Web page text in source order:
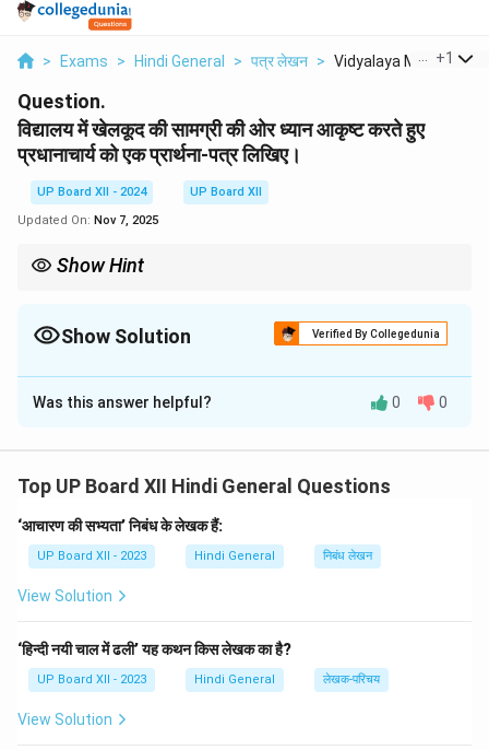
> Exams > Hindi General > पत्र लेखन > Vidyalaya Mein Khelk...
+1
Question.
विद्यालय में खेलकूद की सामग्री की ओर ध्यान आकृष्ट करते हुए
प्रधानाचार्य को एक प्रार्थना-पत्र लिखिए।
UP Board XII - 2024
UP Board XII
Updated On: Nov 7, 2025
Show Hint
Show Solution Verified By Collegedunia
Solution and Explanation
श्रीमान प्रधानाचार्य महोदय,
वर्तमान में हमारे विद्यालय मेंखेल सामग्रीकी कमी है।फुटबॉल, क्रिकेट
बैट, बास्केटबॉलजैसी आवश्यक सामग्री उपलब्ध नहीं है। इन संसाधनों
की कमी के कारण विद्यार्थी अभ्यास नहीं कर पा रहे हैं। हमारा विद्यालय
जिला स्तरीय प्रतियोगिताओंमें भाग लेने के योग्य है। आपसे निवेदन है
कि विद्यालय के लिए
सादर,
(आपका नाम)
Was this answer helpful? 0 0
Top UP Board XII Hindi General Questions
‘आचारण की सभ्यता’ निबंध के लेखक हैं:
UP Board XII - 2023 Hindi General निबंध लेखन
View Solution
‘हिन्दी नयी चाल में ढली’ यह कथन किस लेखक का है?
UP Board XII - 2023 Hindi General लेखक-परिचय
View Solution